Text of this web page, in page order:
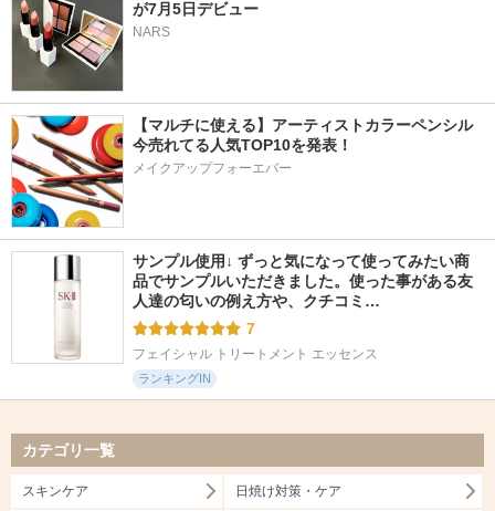
が7月5日デビュー
NARS
【マルチに使える】アーティストカラーペンシル
今売れてる人気TOP10を発表！
メイクアップフォーエバー
サンプル使用↓ ずっと気になって使ってみたい商
品でサンプルいただきました。使った事がある友
人達の匂いの例え方や、クチコミ…
7
フェイシャル トリートメント エッセンス
ランキングIN
カテゴリ一覧
スキンケア 日焼け対策・ケア